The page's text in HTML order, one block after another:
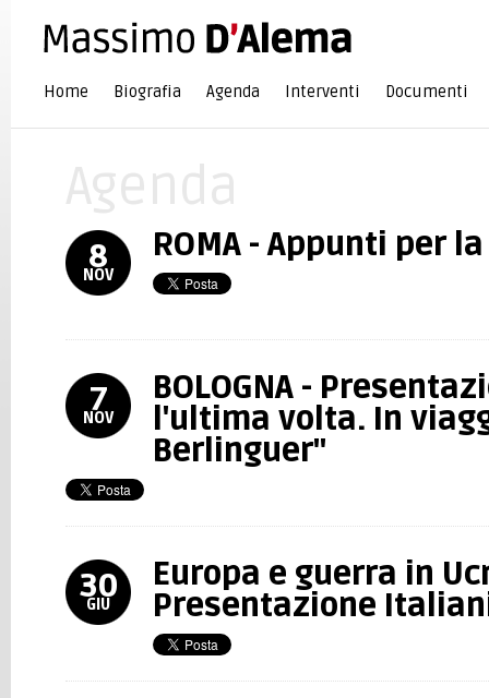
Home Biografia Agenda Interventi Documenti
8
NOV
ROMA - Appunti per
7
NOV
BOLOGNA -
l'ultima volta. In
Berlinguer"
30
GIU
Europa e guerra in
Presentazione